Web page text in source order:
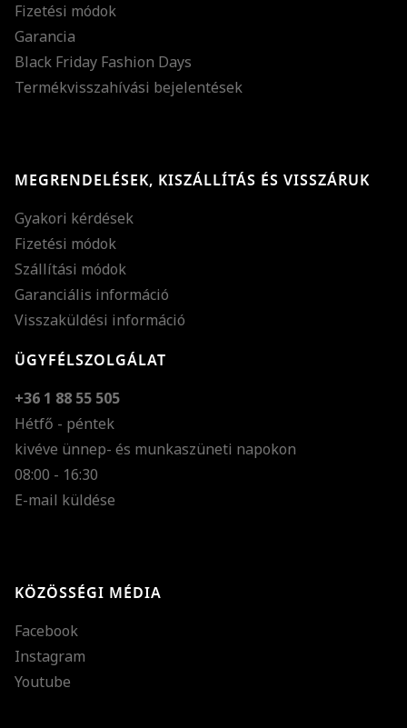
Fizetési módok
Garancia
Black Friday Fashion Days
Termékvisszahívási bejelentések
MEGRENDELÉSEK, KISZÁLLÍTÁS ÉS VISSZÁRUK
Gyakori kérdések
Fizetési módok
Szállítási módok
Garanciális információ
Visszaküldési információ
ÜGYFÉLSZOLGÁLAT
+36 1 88 55 505
Hétfő - péntek
kivéve ünnep- és munkaszüneti napokon
08:00 - 16:30
E-mail küldése
KÖZÖSSÉGI MÉDIA
Facebook
Instagram
Youtube